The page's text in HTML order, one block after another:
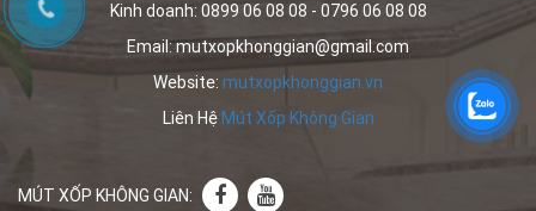
Kinh doanh: 0899 06 08 08 - 0796 06 08 08
Email: mutxopkhonggian@gmail.com
Website: mutxopkhonggian.vn
Liên Hệ Mút Xốp Không Gian
MÚT XỐP KHÔNG GIAN: